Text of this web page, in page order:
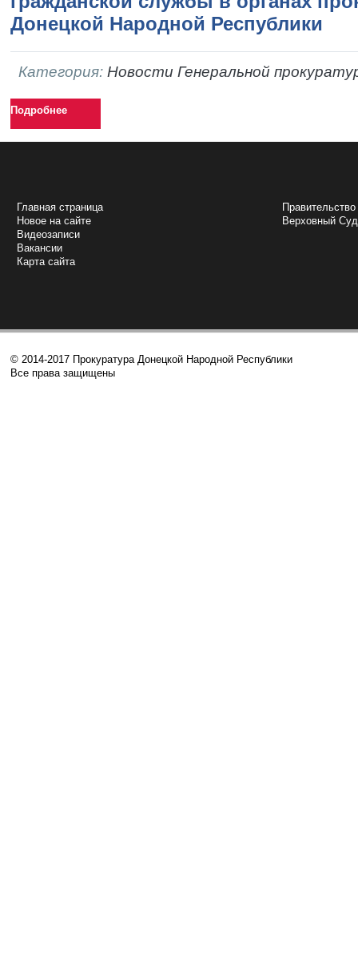
Донецкой Народной Республики
Категория: Новости Генеральной
Подробнее
Главная страница
Новое на сайте
Видеозаписи
Вакансии
Карта сайта
Верховный
© 2014-2017 Прокуратура Донецкой Народной Республики
Все права защищены